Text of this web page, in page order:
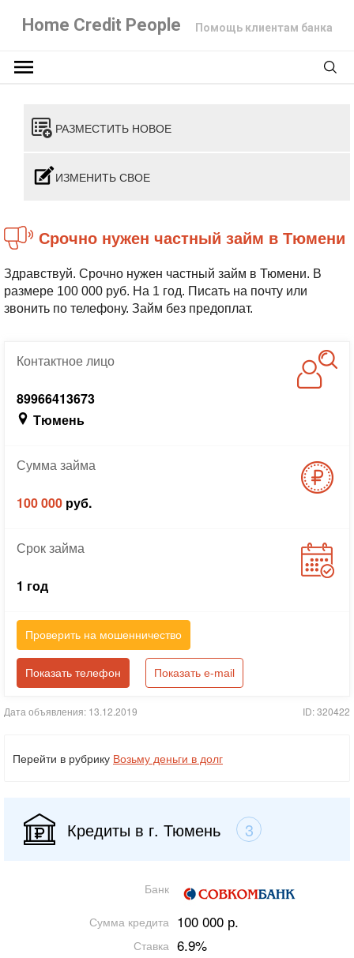
Home Credit People Помощь клиентам банка
РАЗМЕСТИТЬ НОВОЕ
ИЗМЕНИТЬ СВОЕ
Срочно нужен частный займ в Тюмени
Здравствуй. Срочно нужен частный займ в Тюмени. В
размере 100 000 руб. На 1 год. Писать на почту или
звонить по телефону. Займ без предоплат.
Контактноелицо
89966413673
Тюмень
Суммазайма
100 000 руб.
Срокзайма
1 год
Проверить на мошенничество
Показать телефон Показать e-mail
Дата объявления: 13.12.2019 ID: 320422
Перейти в рубрику Возьму деньги в долг
Кредиты в г. Тюмень 3
Банк
Сумма кредита 100 000 р.
Ставка 6.9%